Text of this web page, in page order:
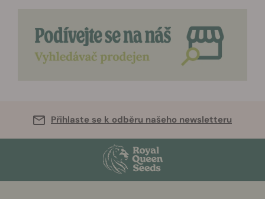
Přihlaste se k odběru našeho newsletteru